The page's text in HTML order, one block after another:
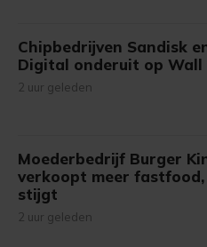
Chipbedrijven Sandisk
Digital onderuit op Wall
2 uur geleden
Moederbedrijf Burger
verkoopt meer
stijgt
2 uur geleden